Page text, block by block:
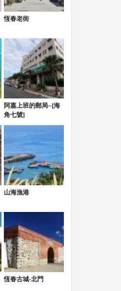
恆春老街
阿嘉上班的郵局--[海
角七號]
山海漁港
恆春古城-北門